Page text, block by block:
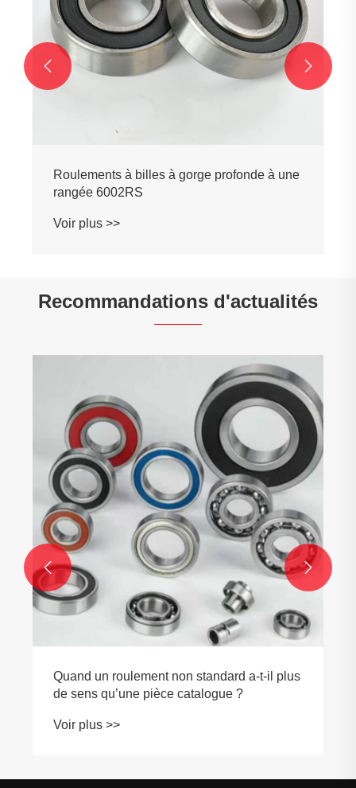
 
Recommandations d'actualités
Qu'est-ce qui rend les roulements à billes à
gorge profonde indispensables dans les
machines modernes ?
Voir plus >>
 